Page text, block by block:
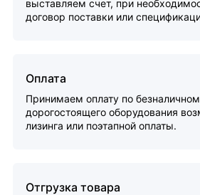
выставляем счет, при
договор поставки или
Оплата
Принимаем оплату по
дорогостоящего оборудования
лизинга или поэтапной оплаты.
Отгрузка товара